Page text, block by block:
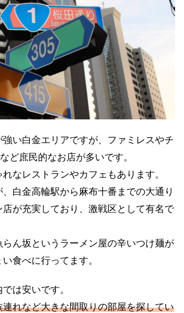
い白金エリアですが、ファミレスやチ
ど庶民的なお店が多いです。
なレストランやカフェもあります。
白金高輪駅から麻布十番までの大通り
が充実しており、激戦区として有名で
らん坂というラーメン屋の辛いつけ麺が
食べに行ってます。
は安いです。
連れなど大きな間取りの部屋を探してい